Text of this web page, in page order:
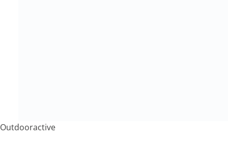
Outdooractive